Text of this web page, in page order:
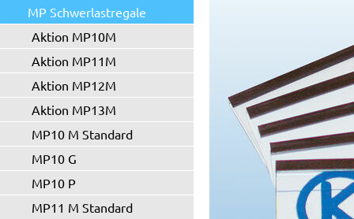
MP Schwerlastregale
Aktion MP10M
Aktion MP11M
Aktion MP12M
Aktion MP13M
MP10 M Standard
MP10 G
MP10 P
MP11 M Standard